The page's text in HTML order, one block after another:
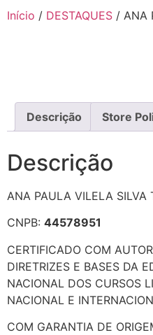
Início / DESTAQUES / ANA
Descrição Store
Descrição
ANA PAULA VILELA SILVA
CNPB: 44578951
CERTIFICADO COM
DIRETRIZES E BASES DA
NACIONAL DOS CURSOS
NACIONAL E
COM GARANTIA DE